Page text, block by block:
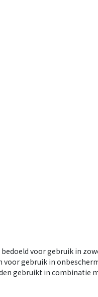
voor gebruik in
gebruik in
gebruikt in combinatie